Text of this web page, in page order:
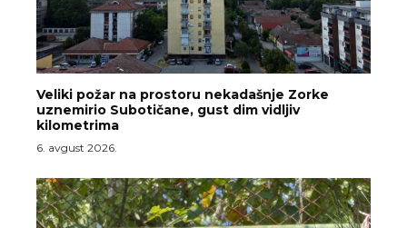
Veliki požar na prostoru nekadašnje Zorke
uznemirio Subotičane, gust dim vidljiv
kilometrima
6. avgust 2026.